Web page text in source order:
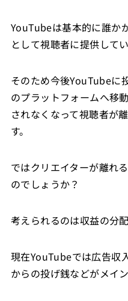
YouTubeは基本的に誰か
として視聴者に提供してい
そのため今後YouTubeに
のプラットフォームへ移
されなくなって視聴者が
す。
ではクリエイターが離れ
のでしょうか？
考えられるのは収益の分配
現在YouTubeでは広告収
からの投げ銭などがメイ